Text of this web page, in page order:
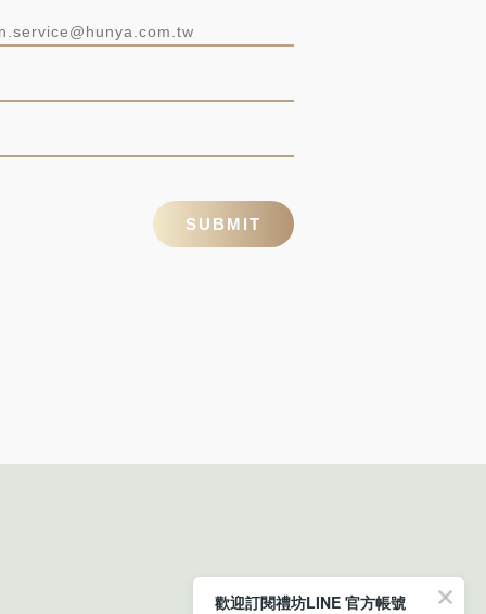
SUBMIT
歡迎訂閱禮坊LINE 官方帳號